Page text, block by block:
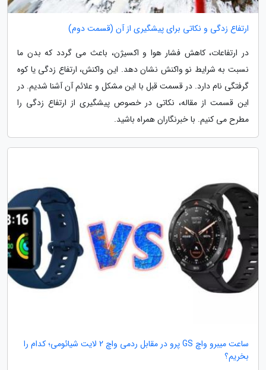
ارتفاع زدگی و نکاتی برای پیشگیری از آن (قسمت دوم)
در ارتفاعات، کاهش فشار هوا و اکسیژن، باعث می گردد که بدن ما
نسبت به شرایط نو واکنش نشان دهد. این واکنش، ارتفاع زدگی یا کوه
گرفتگی نام دارد. در قسمت قبل با این مشکل و علائم آن آشنا شدیم. در
این قسمت از مقاله، نکاتی در خصوص پیشگیری از ارتفاع زدگی را
مطرح می کنیم. با خبرنگاران همراه باشید.
ساعت میبرو واچ GS پرو در مقابل ردمی واچ 2 لایت شیائومی؛ کدام را
بخریم؟